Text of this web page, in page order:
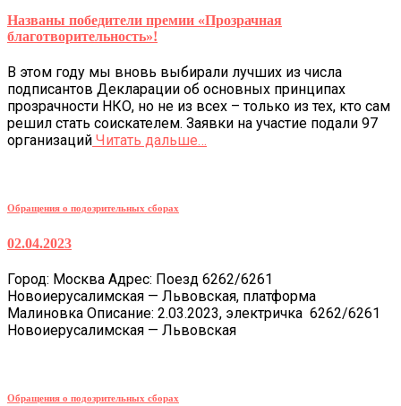
Названы победители премии «Прозрачная
благотворительность»!
В этом году мы вновь выбирали лучших из числа
подписантов Декларации об основных принципах
прозрачности НКО, но не из всех – только из тех, кто сам
решил стать соискателем. Заявки на участие подали 97
организаций Читать дальше…
Обращения о подозрительных сборах
02.04.2023
Город: Москва Адрес: Поезд 6262/6261
Новоиерусалимская — Львовская, платформа
Малиновка Описание: 2.03.2023, электричка 6262/6261
Новоиерусалимская — Львовская
Обращения о подозрительных сборах